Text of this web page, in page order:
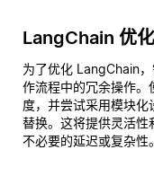
LangChain 优
为了优化 LangChain
作流程中的冗余操作。
度，并尝试采用模块
替换。这将提供灵活性
不必要的延迟或复杂性。